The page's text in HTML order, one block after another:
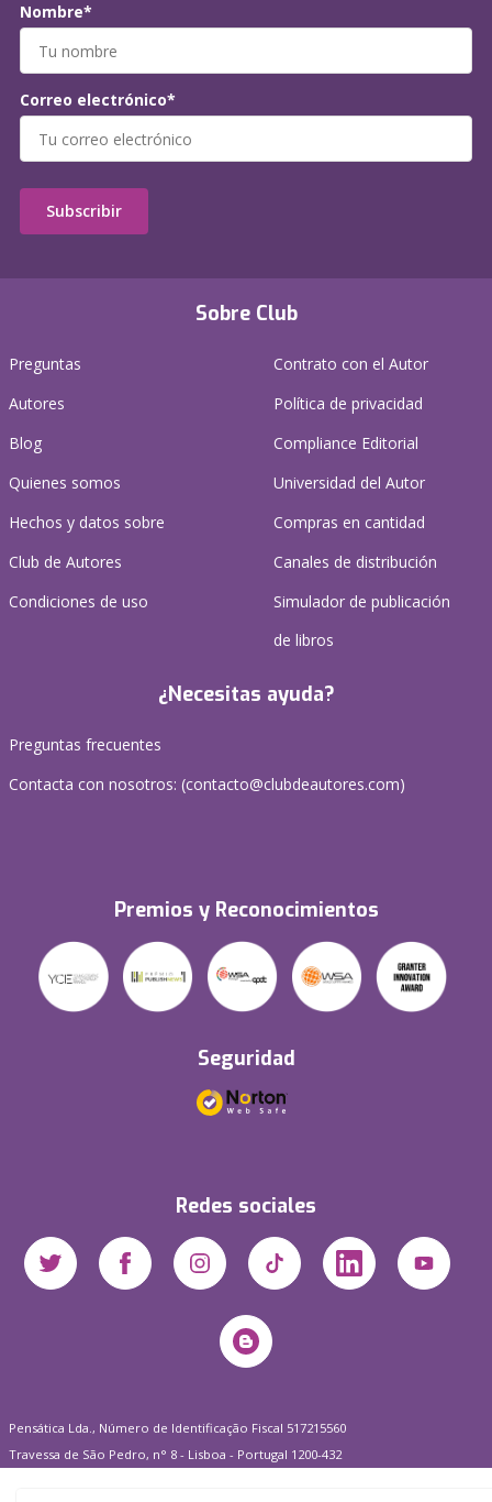
Sobre Club
Preguntas
Autores
Blog
Quienes somos
Hechos y datos sobre
Club de Autores
Condiciones de uso
Contrato con el Autor
Política de privacidad
Compliance Editorial
Universidad del Autor
Compras en cantidad
Canales de distribución
Simulador de publicación
de libros
¿Necesitas ayuda?
Preguntas frecuentes
Contacta con nosotros: (contacto@clubdeautores.com)
Premios y Reconocimientos
Seguridad
Redes sociales
Nombre*
Correo electrónico*
Subscribir
Pensática Lda., Número de Identificação Fiscal 517215560
Travessa de São Pedro, n° 8 - Lisboa - Portugal 1200-432